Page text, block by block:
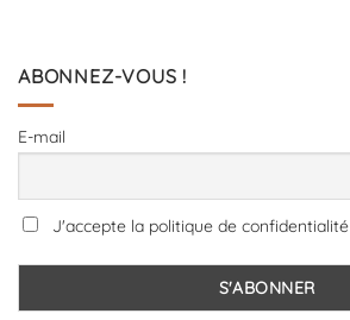
ABONNEZ-VOUS !
E-mail
J'accepte la politique de confidentialité